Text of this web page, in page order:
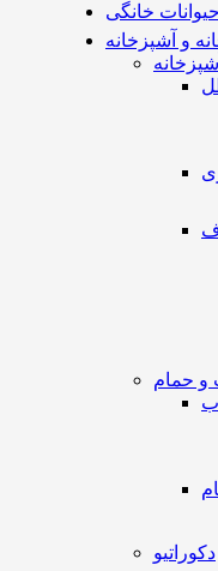
حیوانات خانگی
و آشپزخانه
آشپزخانه
و حمام
دکوراتیو